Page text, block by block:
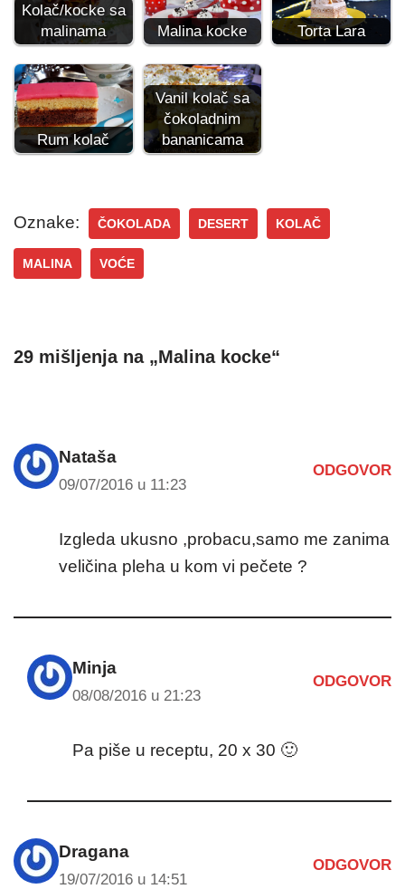
Kolač/kocke sa
malinama
Malina kocke Torta Lara
Rum kolač
Vanil kolač sa
čokoladnim
bananicama
Oznake: ČOKOLADA DESERT KOLAČ
MALINA VOĆE
29 mišljenja na „Malina kocke“
Nataša
09/07/2016 u 11:23
ODGOVOR
Izgleda ukusno ,probacu,samo me zanima
veličina pleha u kom vi pečete ?
Minja
08/08/2016 u 21:23
ODGOVOR
Pa piše u receptu, 20 x 30 🙂
Dragana
19/07/2016 u 14:51
ODGOVOR